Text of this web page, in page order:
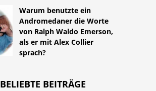
Warum benutzte ein
Andromedaner die Worte
von Ralph Waldo Emerson,
als er mit Alex Collier
sprach?
BELIEBTE BEITRÄGE